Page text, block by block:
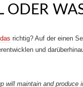
ODER
das richtig? Auf der einen
und
will maintain and